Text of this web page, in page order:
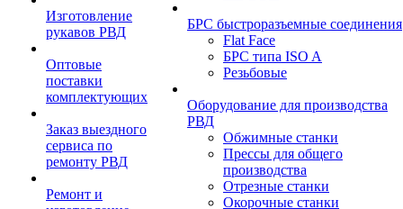
Изготовление
рукавов РВД
Оптовые
поставки
комплектующих
Заказ выездного
сервиса по
ремонту РВД
Ремонт и
БРС быстроразъемные соединения
Flat Face
БРС типа ISO A
Резьбовые
Оборудование для производства
РВД
Обжимные станки
Прессы для общего
производства
Отрезные станки
Окорочные станки